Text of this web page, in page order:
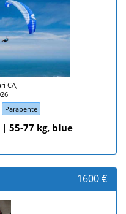
CA,
Parapente
| 55-77 kg, blue
1600 €